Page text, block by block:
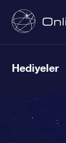
Hediyeler